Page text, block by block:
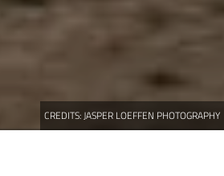
CREDITS:JASPER LOEFFEN PHOTOGRAPHY